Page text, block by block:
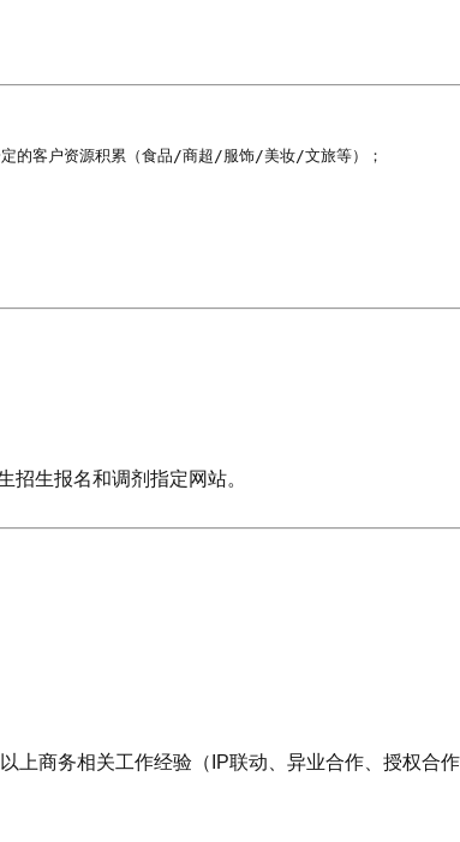
的客户资源积累（食品/商超/服饰/美妆/文旅等）；
生报名和调剂指定网站。
上商务相关工作经验（IP联动、异业合作、授权合